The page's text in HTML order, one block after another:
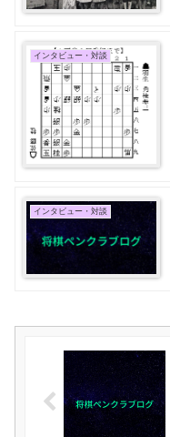
インタビュー・対談
インタビュー・対談